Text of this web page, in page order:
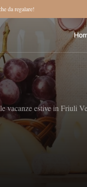
da regalare!
vacanze estive in Friuli